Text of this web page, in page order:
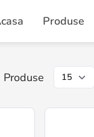
Produse
Produse